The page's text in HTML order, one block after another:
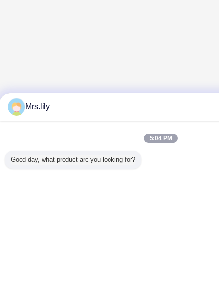
Mrs.lily
5:04 PM
Good day, what product are you looking for?